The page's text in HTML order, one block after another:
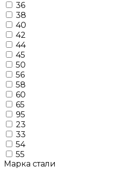
36
38
40
42
44
45
50
56
58
60
65
95
23
33
54
55
Марка стали